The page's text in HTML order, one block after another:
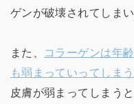
ゲンが破壊されてしまい
また、
コラーゲンは年
も弱まっていってしまう
皮膚が弱まってしまう